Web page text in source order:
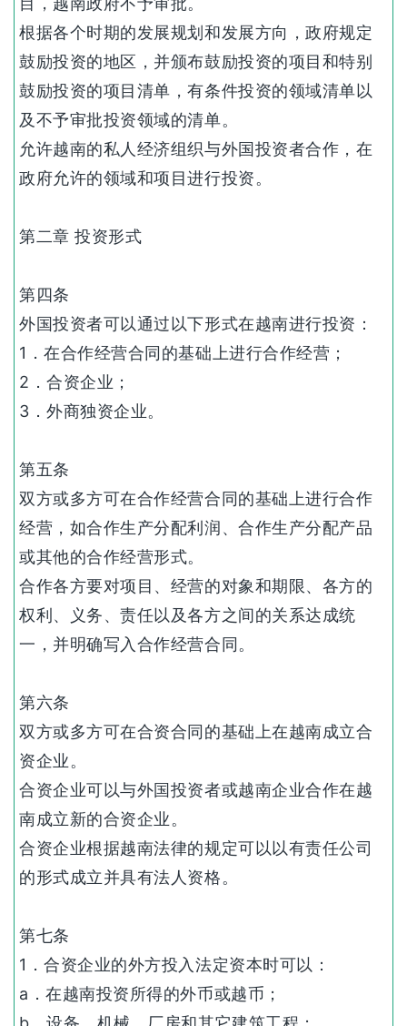
根据各个时期的发展规划和发展方向，政府规定
鼓励投资的地区，并颁布鼓励投资的项目和特别
鼓励投资的项目清单，有条件投资的领域清单以
及不予审批投资领域的清单。
允许越南的私人经济组织与外国投资者合作，在
政府允许的领域和项目进行投资。
第二章 投资形式
第四条
外国投资者可以通过以下形式在越南进行投资：
1．在合作经营合同的基础上进行合作经营；
2．合资企业；
3．外商独资企业。
第五条
双方或多方可在合作经营合同的基础上进行合作
经营，如合作生产分配利润、合作生产分配产品
或其他的合作经营形式。
合作各方要对项目、经营的对象和期限、各方的
权利、义务、责任以及各方之间的关系达成统
一，并明确写入合作经营合同。
第六条
双方或多方可在合资合同的基础上在越南成立合
资企业。
合资企业可以与外国投资者或越南企业合作在越
南成立新的合资企业。
合资企业根据越南法律的规定可以以有责任公司
的形式成立并具有法人资格。
第七条
1．合资企业的外方投入法定资本时可以：
a．在越南投资所得的外币或越币；